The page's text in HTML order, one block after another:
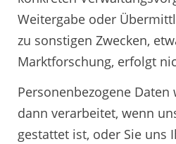
Weitergabe oder
zu sonstigen Zwecken,
Marktforschung, erfolgt
Personenbezogene
dann verarbeitet, wenn
gestattet ist, oder Sie uns